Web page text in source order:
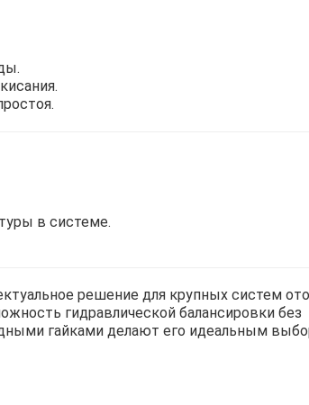
в системе.
решение для крупных систем
гидравлической балансировки без
гайками делают его идеальным